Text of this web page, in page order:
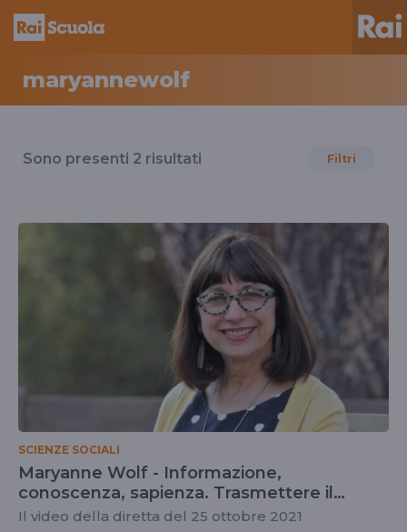
maryannewolf
il
maryannewolf
Sono presenti 2 risultati Filtri
SCIENZE SOCIALI
Maryanne Wolf - Informazione,
conoscenza, sapienza. Trasmettere il
sapere nella società digitale
Il video della diretta del 25 ottobre 2021